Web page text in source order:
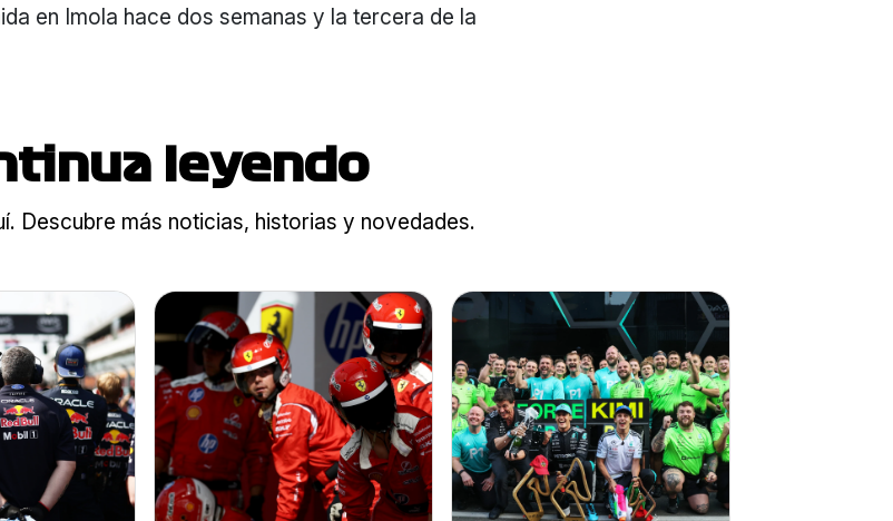
en Imola hace dos semanas y la tercera de la
leyendo
Descubre más noticias, historias y novedades.